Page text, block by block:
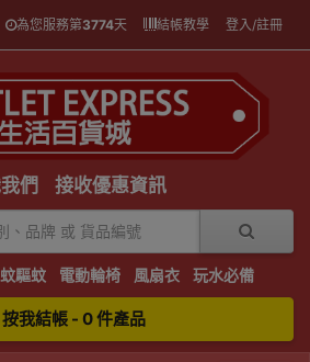
為您服務第3774天 結帳教學 登入/註冊
們 接收優惠資訊
驅蚊 電動輪椅 風扇衣 玩水必備
按我結帳 - 0 件產品